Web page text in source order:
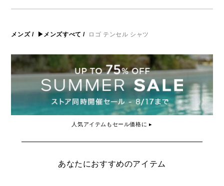
メンズ/ ▶メンズすべて / ロゴ テンセル シャツ
人気アイテムもセール価格に ▸
あなたにおすすめのアイテム